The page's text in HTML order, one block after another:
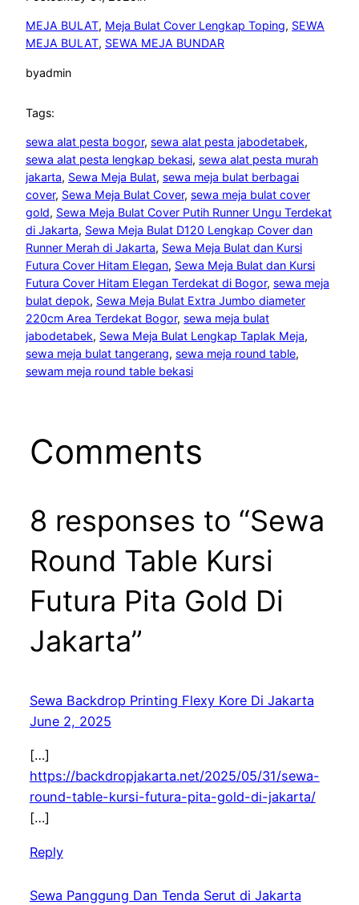
MEJA BULAT, Meja Bulat Cover Lengkap Toping, SEWA
MEJA BULAT, SEWA MEJA BUNDAR
byadmin
Tags:
sewa alat pesta bogor, sewa alat pesta jabodetabek
sewa alat pesta lengkap bekasi, sewa alat pesta murah
jakarta, Sewa Meja Bulat, sewa meja bulat berbagai
cover, Sewa Meja Bulat Cover, sewa meja bulat cover
gold, Sewa Meja Bulat Cover Putih Runner Ungu Terdekat
di Jakarta, Sewa Meja Bulat D120 Lengkap Cover dan
Runner Merah di Jakarta, Sewa Meja Bulat dan Kursi
Futura Cover Hitam Elegan, Sewa Meja Bulat dan Kursi
Futura Cover Hitam Elegan Terdekat di Bogor, sewa meja
bulat depok, Sewa Meja Bulat Extra Jumbo diameter
220cm Area Terdekat Bogor, sewa meja bulat
jabodetabek, Sewa Meja Bulat Lengkap Taplak Meja
sewa meja bulat tangerang, sewa meja round table
sewam meja round table bekasi
Comments
8 responses to “Sewa
Round Table Kursi
Futura Pita Gold Di
Jakarta”
Sewa Backdrop Printing Flexy Kore Di Jakarta
June 2, 2025
[…]
https://backdropjakarta.net/2025/05/31/sewa-
round-table-kursi-futura-pita-gold-di-jakarta/
[…]
Reply
Sewa Panggung Dan Tenda Serut di Jakarta